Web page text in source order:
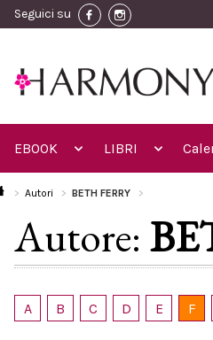
Seguici su
EBOOK LIBRI
Autori BETH FERRY
Autore:
A B C D E F